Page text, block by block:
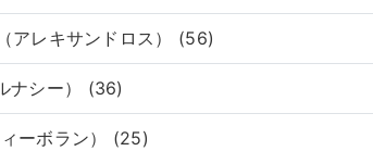
アレキサンドロス） (56)
ナシー） (36)
ーボラン） (25)